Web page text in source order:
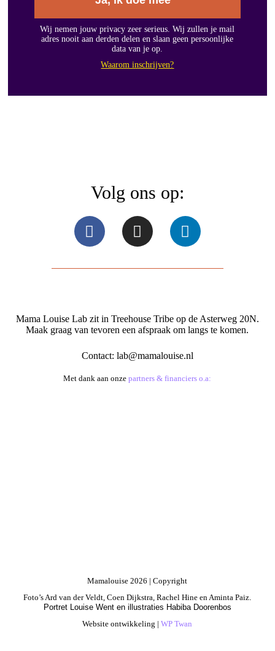
Wij nemen jouw privacy zeer serieus. Wij zullen je mail
adres nooit aan derden delen en slaan geen persoonlijke
data van je op.
Waarom inschrijven?
Volg ons op:
Mama Louise Lab zit in Treehouse Tribe op de Asterweg 20N.
Maak graag van tevoren een afspraak om langs te komen.
Contact: lab@mamalouise.nl
Met dank aan onzepartners & financiers o.a:
Mamalouise 2026 | Copyright
Foto’s Ard van der Veldt, Coen Dijkstra, Rachel Hine en Aminta Paiz.
Portret Louise Went en illustraties Habiba Doorenbos
Website ontwikkeling |WP Twan